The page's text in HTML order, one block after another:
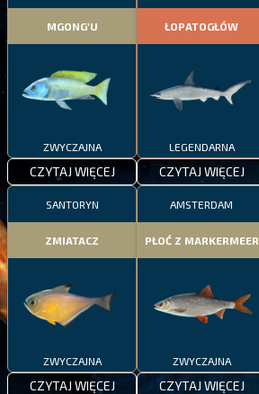
MGONG'U
ZWYCZAJNA
CZYTAJ WIĘCEJ
ŁOPATOGŁÓW
LEGENDARNA
CZYTAJ WIĘCEJ
SANTORYN
ZMIATACZ
ZWYCZAJNA
CZYTAJ WIĘCEJ
AMSTERDAM
PŁOĆ Z MARKERMEER
ZWYCZAJNA
CZYTAJ WIĘCEJ